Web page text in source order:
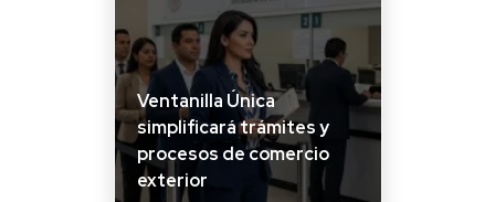
Ventanilla Única
simplificará trámites y
procesos de comercio
exterior